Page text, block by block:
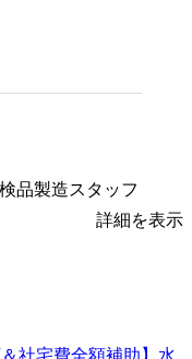
品製造スタッフ
詳細を表示